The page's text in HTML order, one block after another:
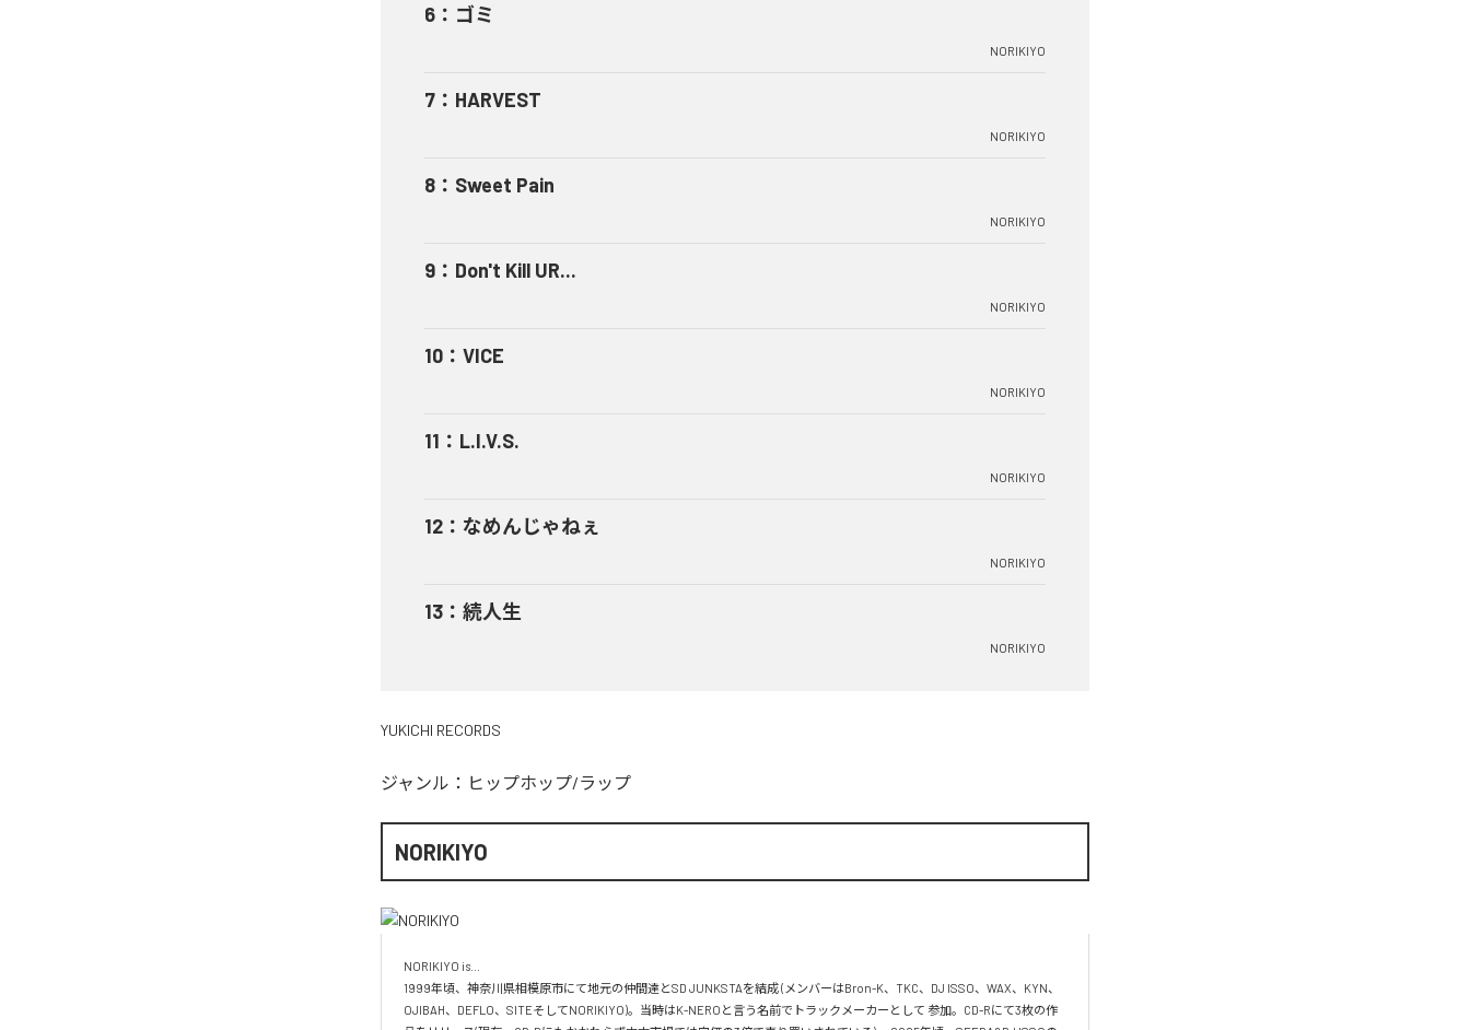
6 ： ゴミ
NORIKIYO
7 ： HARVEST
NORIKIYO
8 ： Sweet Pain
NORIKIYO
9 ： Don't Kill UR...
NORIKIYO
10 ： VICE
NORIKIYO
11 ： L.I.V.S.
NORIKIYO
12 ： なめんじゃねぇ
NORIKIYO
13 ： 続人生
NORIKIYO
YUKICHI RECORDS
ジャンル： ヒップホップ/ラップ
NORIKIYO
NORIKIYO is...
1999年頃、神奈川県相模原市にて地元の仲間達とSD JUNKSTAを結成 (メンバーはBron-K、TKC、DJ ISSO、WAX、KYN、
OJIBAH、DEFLO、SITEそしてNORIKIYO)。当時はK-NEROと言う名前でトラックメーカーとして 参加。CD-Rにて3枚の作